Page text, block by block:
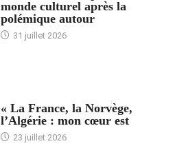
monde culturel après la
polémique autour
31 juillet 2026
« La France, la Norvège,
l’Algérie : mon cœur est
23 juillet 2026